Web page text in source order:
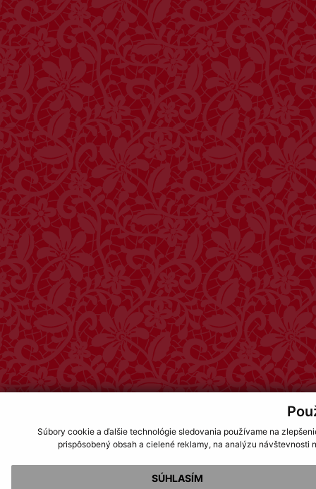
Súbory cookie a ďalšie technológie sledovania používame na
prispôsobený obsah a cielené reklamy, na analýzu
SÚHLASÍM